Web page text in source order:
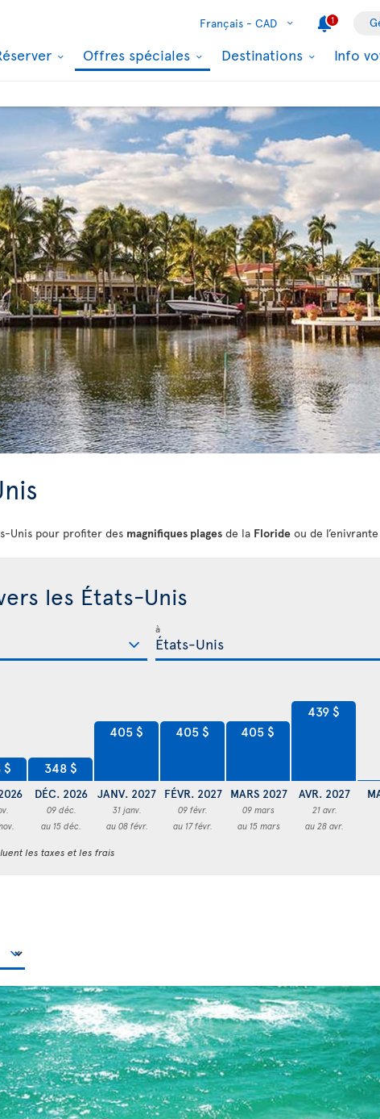
Français - CAD 1
Offres spéciales Destinations Info
Unis pour profiter des magnifiques plages de la Floride ou de l’enivrante
les États-Unis
à
$ 348 $
DÉC. 2026
09 déc.
au 15 déc.
405 $
JANV. 2027
31 janv.
au 08 févr.
405 $
FÉVR. 2027
09 févr.
au 17 févr.
405 $
MARS 2027
09 mars
au 15 mars
439 $
AVR. 2027
21 avr.
au 28 avr.
les taxes et les frais